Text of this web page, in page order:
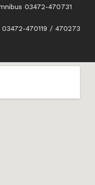
03472-470731
03472-470119 / 470273